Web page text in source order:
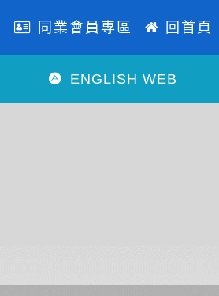
同業會員專區 回首頁
ENGLISH WEB